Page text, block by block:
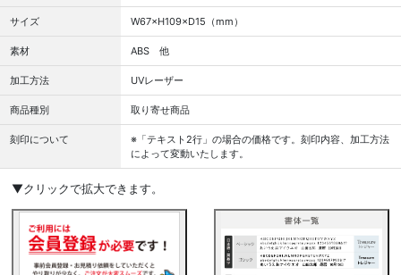
サイズ W67×H109×D15（mm）
素材 ABS 他
加工方法 UVレーザー
商品種別 取り寄せ商品
刻印について
※「テキスト2行」の場合の価格です。刻印内容、加工方法
によって変動いたします。
▼クリックで拡大できます。